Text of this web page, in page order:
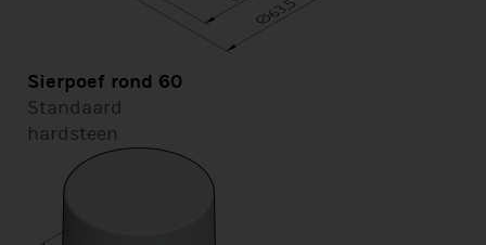
Sierpoef rond 60
Standaard
hardsteen